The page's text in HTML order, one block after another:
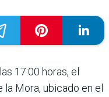
17:00 horas, el
la Mora, ubicado en el